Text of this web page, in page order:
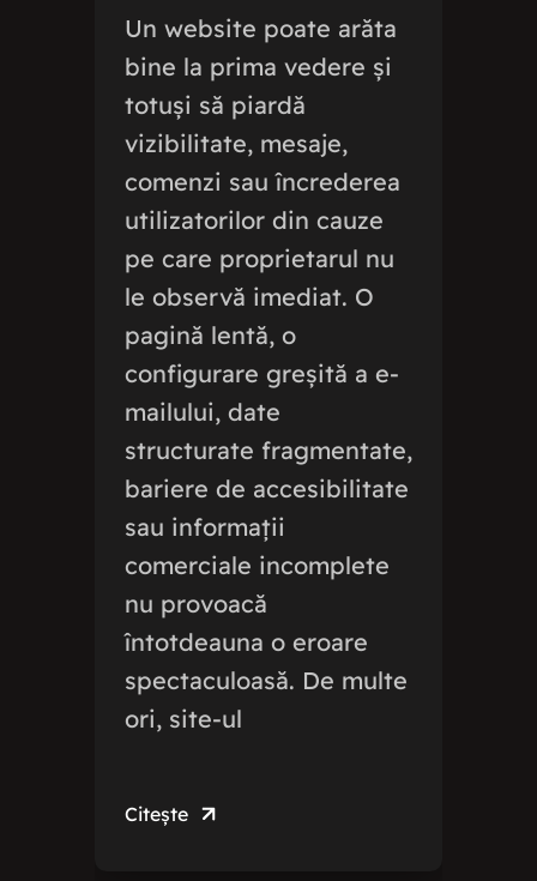
Un website poate arăta
bine la prima vedere și
totuși să piardă
vizibilitate, mesaje,
comenzi sau încrederea
utilizatorilor din cauze
pe care proprietarul nu
le observă imediat. O
pagină lentă, o
configurare greșită a e-
mailului, date
structurate fragmentate,
bariere de accesibilitate
sau informații
comerciale incomplete
nu provoacă
întotdeauna o eroare
spectaculoasă. De multe
ori, site-ul
Citește